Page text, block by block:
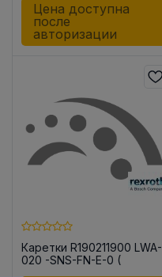
Цена доступна
после
авторизации
Каретки R190211900 LWA-
020 -SNS-FN-E-0 (